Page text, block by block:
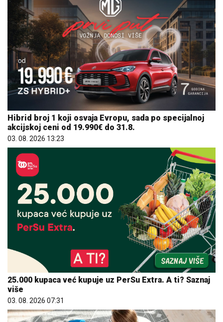
Hibrid broj 1 koji osvaja Evropu, sada po specijalnoj
akcijskoj ceni od 19.990€ do 31.8.
03. 08. 2026 13:23
25.000 kupaca već kupuje uz PerSu Extra. A ti? Saznaj
više
03. 08. 2026 07:31